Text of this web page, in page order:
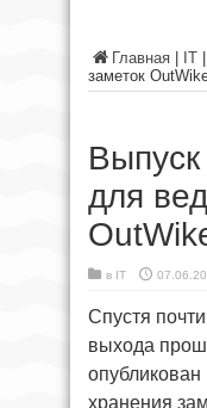
Главная IT
заметок
для
в IT
Спустя
выхода
хранения